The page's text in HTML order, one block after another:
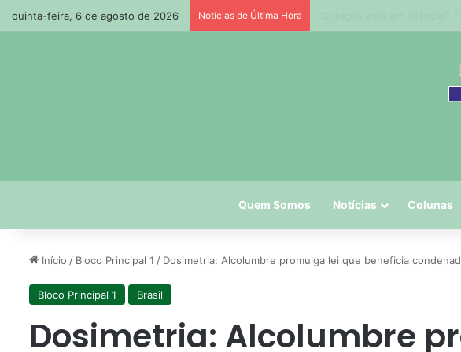
quinta-feira, 6 de agosto de 2026 Notícias de Última Hora
Quem Somos Notícias Colunas
Início / Bloco Principal 1 / Dosimetria: Alcolumbre promulga lei que beneficia
Bloco Principal 1 Brasil
Dosimetria: Alcolumbre